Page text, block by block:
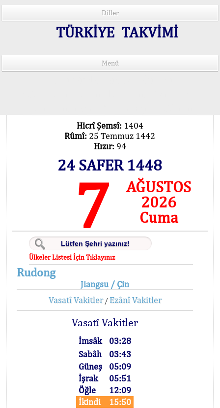
Diller
TÜRKİYE TAKVİMİ
Menü
Hicrî Şemsî: 1404
Rûmî: 25 Temmuz 1442
Hızır: 94
24 SAFER 1448
7
AĞUSTOS
2026
Cuma
Ülkeler Listesi İçin Tıklayınız
Rudong
Jiangsu / Çin
Vasatî Vakitler/ Ezânî Vakitler
Vasatî Vakitler
İmsâk
03:28
Sabâh
03:43
Güneş
05:09
İşrak
05:51
Öğle
12:09
İkindi
15:50